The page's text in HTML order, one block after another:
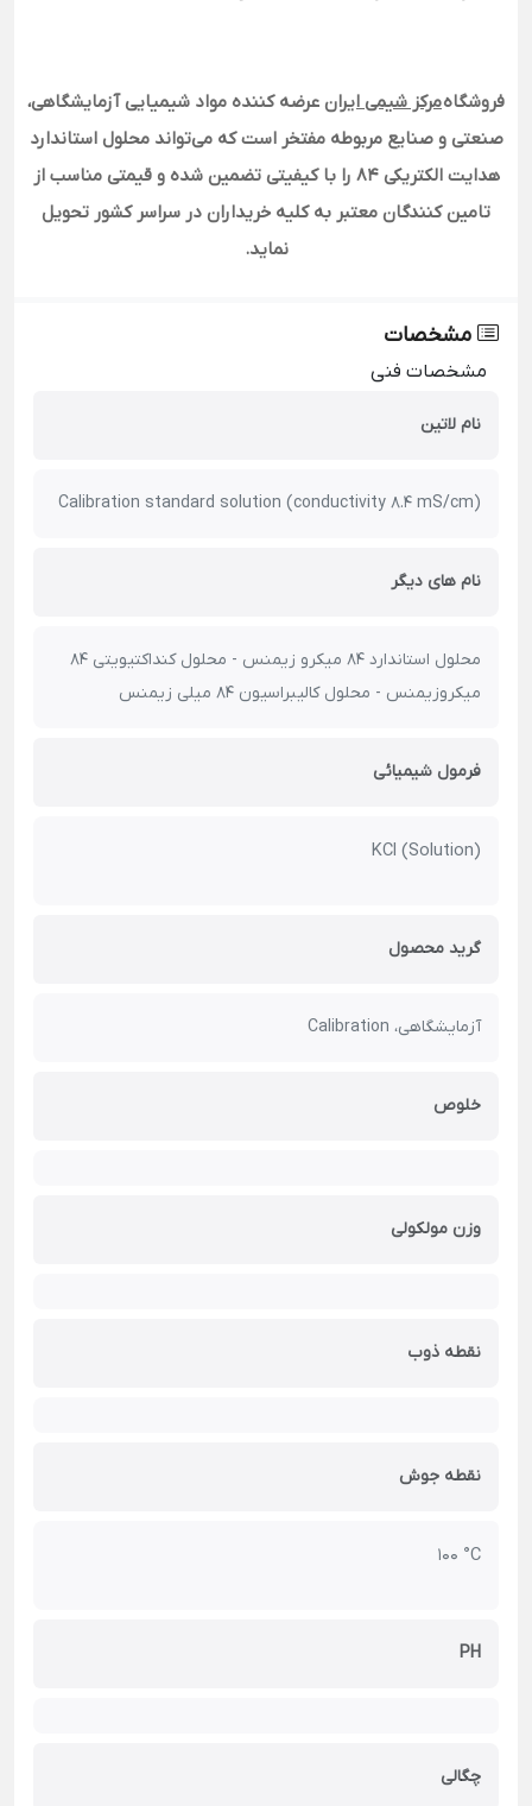
فروشگاهمرکز شیمی ایران عرضه کننده مواد شیمیایی آزمایشگاهی،
صنعتی و صنایع مربوطه مفتخر است که می‌تواند محلول استاندارد
هدایت الکتریکی 84
را با کیفیتی تضمین شده و قیمتی مناسب از
تامین کنندگان معتبر به کلیه خریداران در سراسر کشور تحویل
نماید.
مشخصات
مشخصات فنی
نام لاتین
(Calibration standard solution (conductivity 8.4 mS/cm
نام های دیگر
محلول استاندارد 84 میکرو زیمنس - محلول کنداکتیویتی 84
میکروزیمنس - محلول کالیبراسیون 84 میلی زیمنس
فرمول شیمیائی
KCl (Solution)
گرید محصول
آزمایشگاهی، Calibration
خلوص
وزن مولکولی
نقطه ذوب
نقطه جوش
100 °C
PH
چگالی